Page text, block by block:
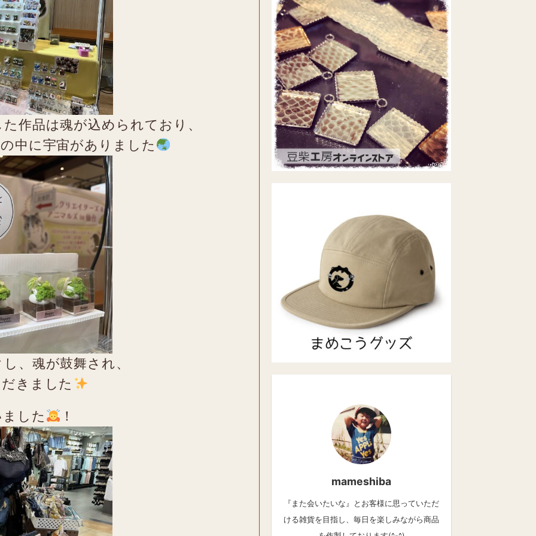
作品は魂が込められており、
中に宇宙がありました
、魂が鼓舞され、
きました
した ！
mameshiba
『また会いたいな』とお客様に思っていただ
ける雑貨を目指し、毎日を楽しみながら商品